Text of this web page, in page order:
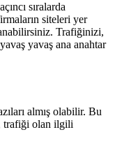
sıralarda
siteleri yer
Trafiğinizi,
yavaş ana anahtar
almış olabilir. Bu
trafiği olan ilgili